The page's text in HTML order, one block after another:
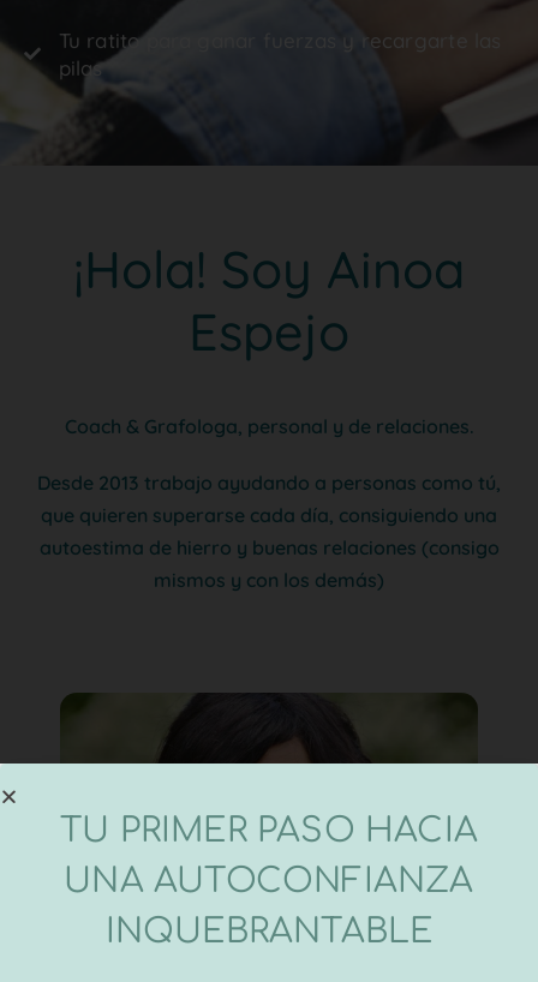
Tu ratito para ganar fuerzas y recargarte las
pilas
¡Hola! Soy Ainoa
Espejo
Coach & Grafologa, personal y de relaciones.
Desde 2013 trabajo ayudando a personas como tú,
que quieren superarse cada día, consiguiendo una
autoestima de hierro y buenas relaciones (consigo
mismos y con los demás)
TU PRIMER PASO HACIA
UNA AUTOCONFIANZA
INQUEBRANTABLE